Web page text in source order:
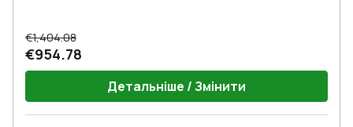
€1,404.08
€954.78
Детальніше / Змінити